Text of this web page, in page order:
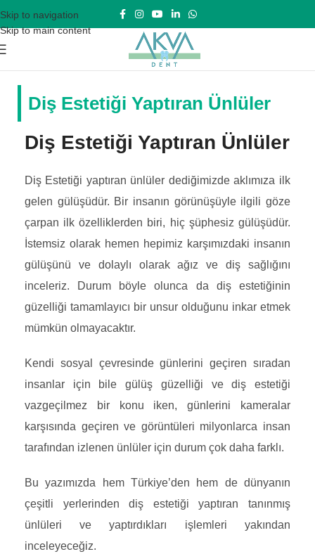
Skip to navigation
Skip to main content
Diş Estetiği Yaptıran Ünlüler
Diş Estetiği Yaptıran Ünlüler
Diş Estetiği yaptıran ünlüler dediğimizde aklımıza ilk
gelen gülüşüdür. Bir insanın görünüşüyle ilgili göze
çarpan ilk özelliklerden biri, hiç şüphesiz gülüşüdür.
İstemsiz olarak hemen hepimiz karşımızdaki insanın
gülüşünü ve dolaylı olarak ağız ve diş sağlığını
inceleriz. Durum böyle olunca da diş estetiğinin
güzelliği tamamlayıcı bir unsur olduğunu inkar etmek
mümkün olmayacaktır.
Kendi sosyal çevresinde günlerini geçiren sıradan
insanlar için bile gülüş güzelliği ve diş estetiği
vazgeçilmez bir konu iken, günlerini kameralar
karşısında geçiren ve görüntüleri milyonlarca insan
tarafından izlenen ünlüler için durum çok daha farklı.
Bu yazımızda hem Türkiye’den hem de dünyanın
çeşitli yerlerinden diş estetiği yaptıran tanınmış
ünlüleri ve yaptırdıkları işlemleri yakından
inceleyeceğiz.